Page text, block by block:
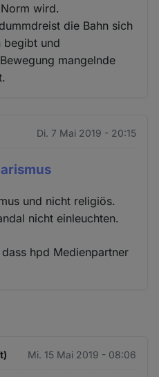
wird.
die Bahn sich
begibt und
mangelnde
Di. 7 Mai 2019 - 20:15
und nicht religiös.
nicht einleuchten.
hpd Medienpartner
Mi. 15 Mai 2019 - 08:06